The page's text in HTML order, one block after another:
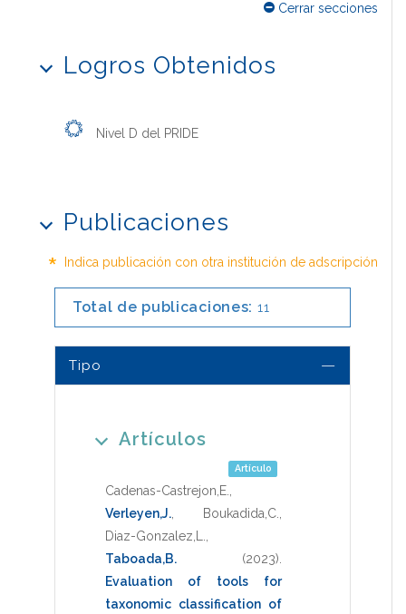
Cerrar secciones
Logros Obtenidos
Nivel D del PRIDE
Publicaciones
* Indica publicación con otra institución de adscripción
Total de publicaciones: 11
Tipo
Artículos
Artículo
Cadenas-Castrejon,E.
Verleyen,J.
Boukadida,C.
Diaz-Gonzalez,L.
Taboada,B.
(2023)
Evaluation of tools for
taxonomic classification of